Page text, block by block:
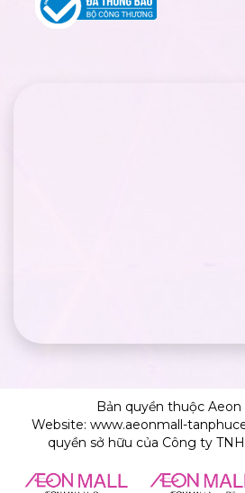
Bản quyền thuộc Aeon
Website: www.aeonmall-
quyền sở hữu của Công ty